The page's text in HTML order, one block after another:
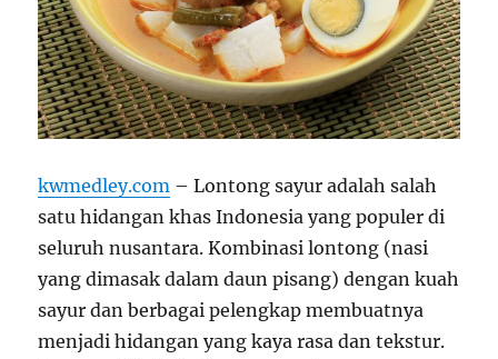
kwmedley.com – Lontong sayur adalah salah
satu hidangan khas Indonesia yang populer di
seluruh nusantara. Kombinasi lontong (nasi
yang dimasak dalam daun pisang) dengan kuah
sayur dan berbagai pelengkap membuatnya
menjadi hidangan yang kaya rasa dan tekstur.